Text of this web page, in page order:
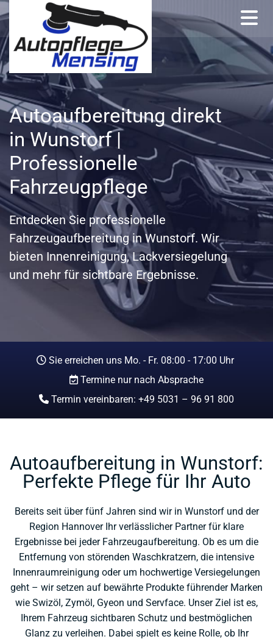
Zum Inhalt springen
Autoaufbereitung direkt
in Wunstorf |
Professionelle
Fahrzeugpflege
Entdecken Sie professionelle
Fahrzeugaufbereitung in Wunstorf. Wir
bieten Innenreinigung, Lackversiegelung
und mehr für sichtbare Ergebnisse.
 Sie erreichen uns Mo. - Fr. 08:00 - 17:00 Uhr
 Termine nur nach Absprache
 Termin vereinbaren: +49 5031 – 96 91 800
Autoaufbereitung in Wunstorf:
Perfekte Pflege für Ihr Auto
Bereits seit über fünf Jahren sind wir in Wunstorf und der
Region Hannover Ihr verlässlicher Partner für klare
Ergebnisse bei jeder Fahrzeugaufbereitung. Ob es um die
Entfernung von störenden Waschkratzern, die intensive
Innenraumreinigung oder um hochwertige Versiegelungen
geht – wir setzen auf bewährte Produkte führender Marken
wie Swizöl, Zymöl, Gyeon und Servface. Unser Ziel ist es,
Ihrem Fahrzeug sichtbaren Schutz und bestmöglichen
Glanz zu verleihen. Dabei spielt es keine Rolle, ob Ihr